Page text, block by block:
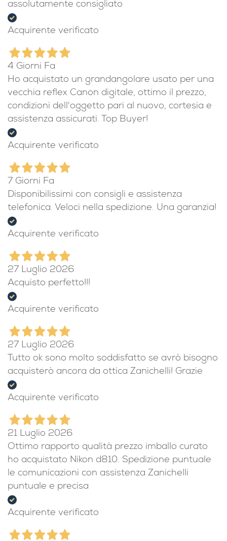
assolutamente consigliato
Acquirente verificato
4 Giorni Fa
Ho acquistato un grandangolare usato per una
vecchia reflex Canon digitale, ottimo il prezzo,
condizioni dell'oggetto pari al nuovo, cortesia e
assistenza assicurati. Top Buyer!
Acquirente verificato
7 Giorni Fa
Disponibilissimi con consigli e assistenza
telefonica. Veloci nella spedizione. Una garanzia!
Acquirente verificato
27 Luglio 2026
Acquisto perfetto!!!
Acquirente verificato
27 Luglio 2026
Tutto ok sono molto soddisfatto se avrò bisogno
acquisterò ancora da ottica Zanichelli! Grazie
Acquirente verificato
21 Luglio 2026
Ottimo rapporto qualità prezzo imballo curato
ho acquistato Nikon d810. Spedizione puntuale
le comunicazioni con assistenza Zanichelli
puntuale e precisa
Acquirente verificato